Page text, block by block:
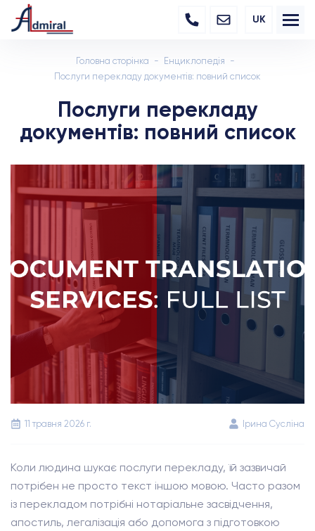
UK
Головна сторінка
Енциклопедія
Послуги перекладу документів: повний список
Послуги перекладу
документів: повний список
11 травня 2026 г. Ірина Сусліна
Коли людина шукає послуги перекладу, їй зазвичай
потрібен не просто текст іншою мовою. Часто разом
із перекладом потрібні нотаріальне засвідчення,
апостиль, легалізація або допомога з підготовкою